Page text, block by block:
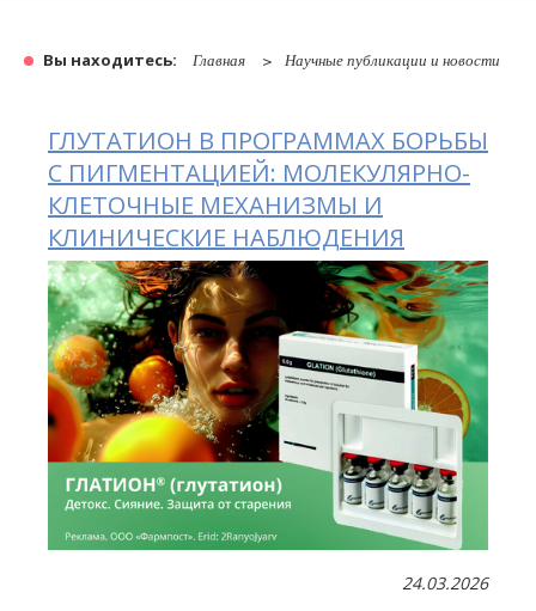
Вы находитесь: Главная Научные публикации и новости
ГЛУТАТИОН В ПРОГРАММАХ БОРЬБЫ
С ПИГМЕНТАЦИЕЙ: МОЛЕКУЛЯРНО-
КЛЕТОЧНЫЕ МЕХАНИЗМЫ И
КЛИНИЧЕСКИЕ НАБЛЮДЕНИЯ
24.03.2026